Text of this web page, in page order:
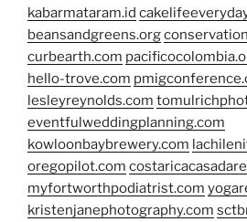
kabarmataram.id
beansandgreens.org
curbearth.com
hello-trove.com
lesleyreynolds.com
eventfulweddingplanning.com
kowloonbaybrewery.com
oregopilot.com
myfortworthpodiatrist.com
kristenjanephotography.com